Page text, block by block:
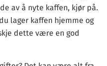
av å nyte kaffen, kjør på.
lager kaffen hjemme og
dette være en god